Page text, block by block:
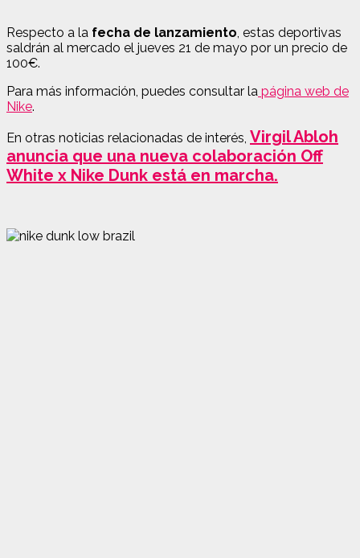
Respecto a la fecha de lanzamiento, estas deportivas
saldrán al mercado el jueves 21 de mayo por un precio de
100€.
Para más información, puedes consultar la página web de
Nike.
En otras noticias relacionadas de interés, Virgil Abloh
anuncia que una nueva colaboración Off
White x Nike Dunk está en marcha.